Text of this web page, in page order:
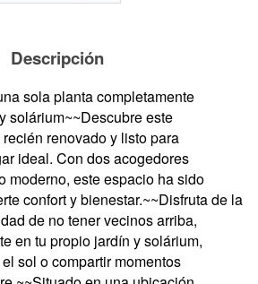
Descripción
sola planta completamente
solárium~~Descubre este
renovado y listo para
ideal. Con dos acogedores
moderno, este espacio ha sido
confort y bienestar.~~Disfruta de la
de no tener vecinos arriba,
en tu propio jardín y solárium,
sol o compartir momentos